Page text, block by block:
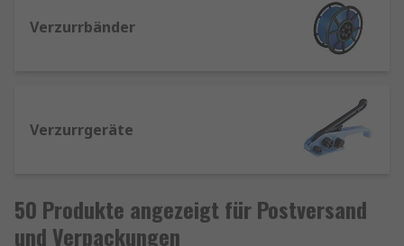
Verzurrbänder
Verzurrgeräte
50 Produkte angezeigt für Postversand
und Verpackungen